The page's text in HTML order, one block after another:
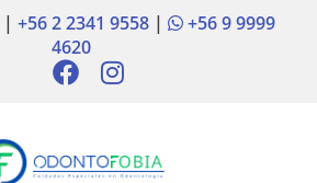
| +56 2 2341 9558 |
+56 9 9999
4620